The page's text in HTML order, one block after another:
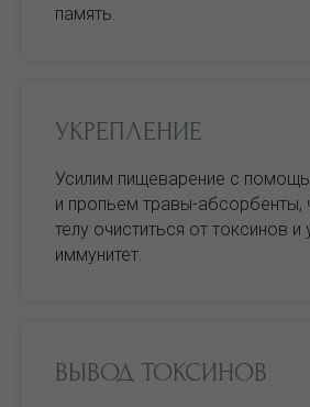
память.
УКРЕПЛЕНИЕ
Усилим пищеварение с
и пропьем травы-абсорбенты,
телу очиститься от токсинов и
иммунитет.
ВЫВОД ТОКСИНОВ